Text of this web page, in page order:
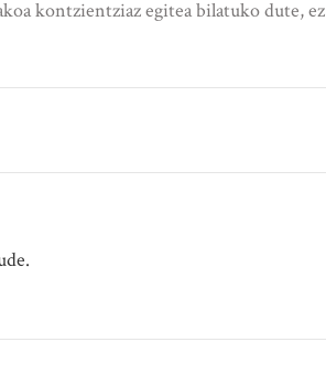
kontzientziaz egitea bilatuko dute, ez